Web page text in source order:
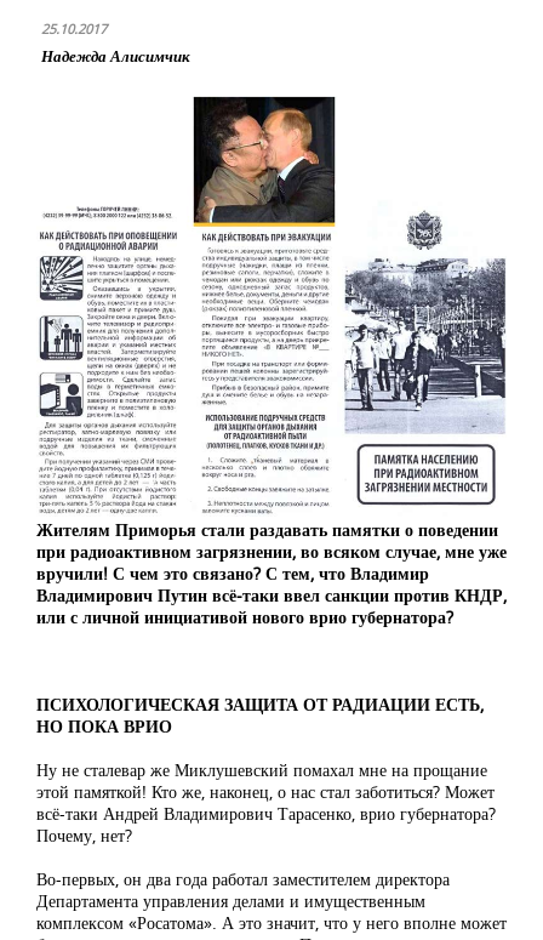
25.10.2017
Надежда Алисимчик
Жителям Приморья стали раздавать памятки о поведении
при радиоактивном загрязнении, во всяком случае, мне уже
вручили! С чем это связано? С тем, что Владимир
Владимирович Путин всё-таки ввел санкции против КНДР,
или с личной инициативой нового врио губернатора?
ПСИХОЛОГИЧЕСКАЯ ЗАЩИТА ОТ РАДИАЦИИ ЕСТЬ,
НО ПОКА ВРИО
Ну не сталевар же Миклушевский помахал мне на прощание
этой памяткой! Кто же, наконец, о нас стал заботиться? Может
всё-таки Андрей Владимирович Тарасенко, врио губернатора?
Почему, нет?
Во-первых, он два года работал заместителем директора
Департамента управления делами и имущественным
комплексом «Росатома». А это значит, что у него вполне может